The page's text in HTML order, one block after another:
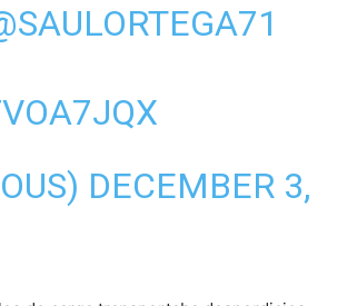
DECEMBER 3,